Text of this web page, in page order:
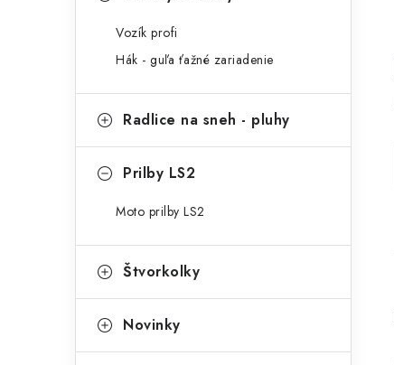
Vozík profi
Hák - guľa ťažné zariadenie
Radlice na sneh - pluhy
Prilby LS2
Moto prilby LS2
Štvorkolky
Novinky